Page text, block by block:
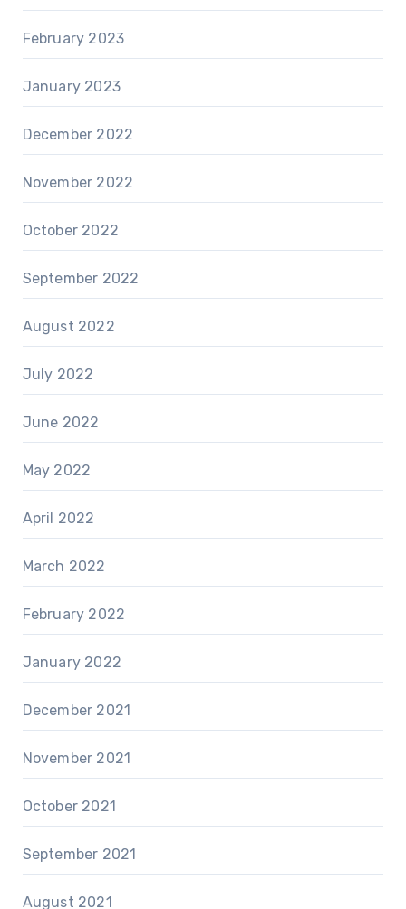
February 2023
January 2023
December 2022
November 2022
October 2022
September 2022
August 2022
July 2022
June 2022
May 2022
April 2022
March 2022
February 2022
January 2022
December 2021
November 2021
October 2021
September 2021
August 2021